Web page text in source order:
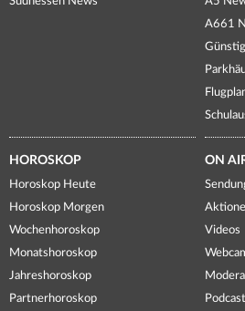
A661
HOROSKOP
Horoskop Heute
Horoskop Morgen
Wochenhoroskop
Monatshoroskop
Jahreshoroskop
Partnerhoroskop
ON
Videos